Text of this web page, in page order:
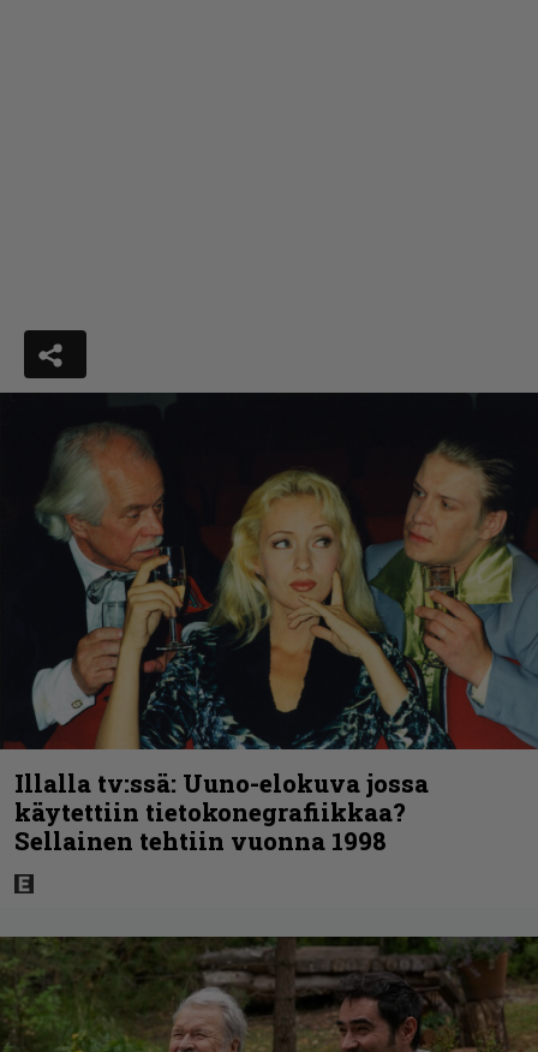
Illalla tv:ssä: Uuno-elokuva jossa
käytettiin tietokonegrafiikkaa?
Sellainen tehtiin vuonna 1998